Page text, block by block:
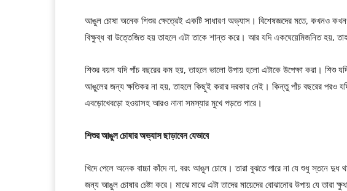
আঙুল চোষা অনেক শিশুর ক্ষেত্রেই একটি সাধারণ অভ্যাস। বিশেষজ্ঞদের মতে, কখনও
বিক্ষুব্ধ বা উত্তেজিত হয় তাহলে এটা তাকে শান্ত করে। আর যদি একঘেয়েমিজনিত হয়,
শিশুর বয়স যদি পাঁচ বছরের কম হয়, তাহলে ভালো উপায় হলো এটাকে উপেক্ষা করা। শিশু
আঙুলের জন্য ক্ষতিকর না হয়, তাহলে কিছুই করার দরকার নেই। কিন্তু পাঁচ বছরের পরও
এবড়োখেবড়ো হওয়াসহ আরও নানা সমস্যার মুখে পড়তে পারে।
শিশুর আঙুল চোষার অভ্যাস ছাড়াবেন যেভাবে
খিদে পেলে অনেক বাচ্চা কাঁদে না, বরং আঙুল চোষে। তারা বুঝতে পারে না যে শুধু স্তনে দুধ
জন্য আঙুল চোষার চেষ্টা করে। মাঝে মাঝে এটা তাদের মায়েদের বোঝানোর উপায় যে তারা